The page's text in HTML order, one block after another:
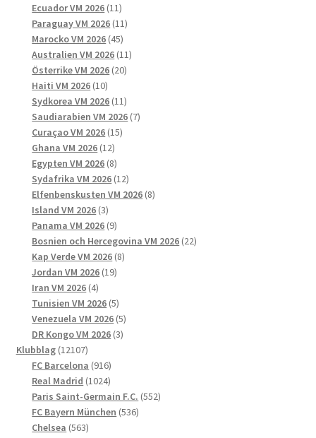
Ecuador VM 2026 1111
produkter
Paraguay VM 2026 1111
Marocko VM 2026 4545
produkter
Australien VM 2026 1111
Österrike VM 2026 2020
Haiti VM 2026 1010
produkter
Sydkorea VM 2026 1111
produkter
Saudiarabien VM 2026 77
Curaçao VM 2026 1515
Ghana VM 2026 1212
produkter
Egypten VM 2026 88
produkter
Sydafrika VM 2026 1212
produkter
Elfenbenskusten VM 2026 88
Island VM 2026 33
produkter
Panama VM 2026 99
produkter
Bosnien och Hercegovina VM 2026 2222
Kap Verde VM 2026 88
Jordan VM 2026 1919
Iran VM 2026 44
produkter
Tunisien VM 2026 55
produkter
Venezuela VM 2026 55
DR Kongo VM 2026 33
Klubblag 1210712107
produkter
FC Barcelona 916916
produkter
Real Madrid 10241024
produkter
Paris Saint-Germain F.C. 552552
FC Bayern München 536536
Chelsea 563563